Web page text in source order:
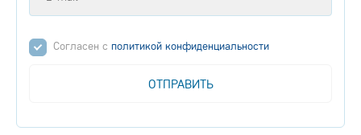
Согласен с политикой конфиденциальности
ОТПРАВИТЬ